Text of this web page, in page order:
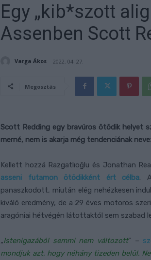
Egy „kib*szott
Assenben Scott
Varga Ákos 2022. 04. 27.
Megosztás
Scott Redding egy bravúros ötödik helyet
merné, nem is akarja még tendenciának
Kellett hozzá Razgatlıoğlu és Jonathan
asseni futamon ötödikként ért célba.
panaszkodott, miután elég nehézkesen
kiváló eredmény, de a 29 éves motoros
aragóniai hétvégén látottaktól sem szabad
„Istenigazából semmi nem változott” –
mondjuk azt, hogy néhány tizeden belül.